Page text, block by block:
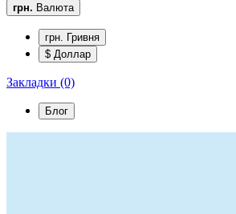
грн. Валюта
грн. Гривня
$ Доллар
Закладки (0)
Блог